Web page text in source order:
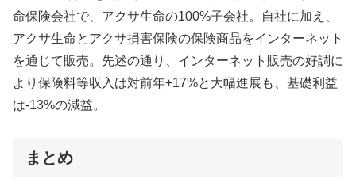
命保険会社で、アクサ生命の100%子会社。自社に加え、
アクサ生命とアクサ損害保険の保険商品をインターネット
を通じて販売。先述の通り、インターネット販売の好調に
より保険料等収入は対前年+17%と大幅進展も、基礎利益
は-13%の減益。
まとめ